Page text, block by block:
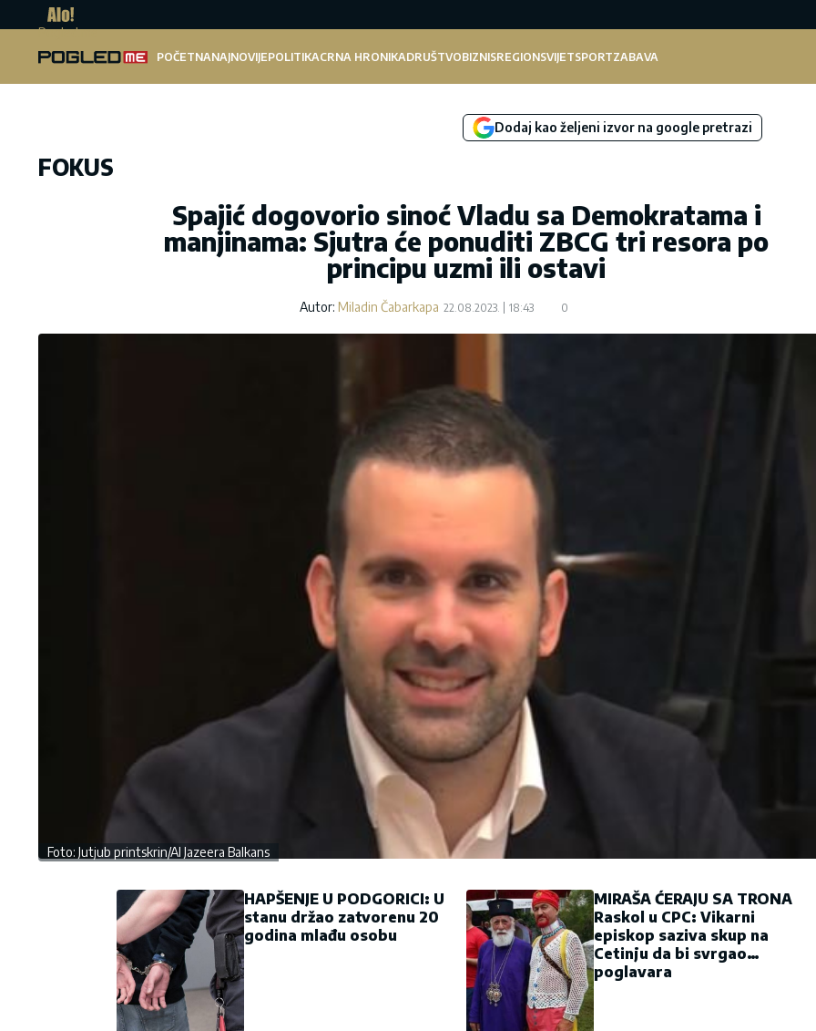
Pogled.me
POČETNANAJNOVIJEPOLITIKACRNA HRONIKADRUŠTVOBIZNISREGIONSVIJETSPORTZABAVA
Dodaj kao željeni izvor na google pretrazi
FOKUS
Spajić dogovorio sinoć Vladu sa Demokratama i
manjinama: Sjutra će ponuditi ZBCG tri resora po
principu uzmi ili ostavi
Autor: Miladin Čabarkapa 22.08.2023. 18:43 0
Foto: Jutjub printskrin/Al Jazeera Balkans
HAPŠENJE U PODGORICI: U
stanu držao zatvorenu 20
godina mlađu osobu
MIRAŠA ĆERAJU SA TRONA
Raskol u CPC: Vikarni
episkop saziva skup na
Cetinju da bi svrgao
poglavara